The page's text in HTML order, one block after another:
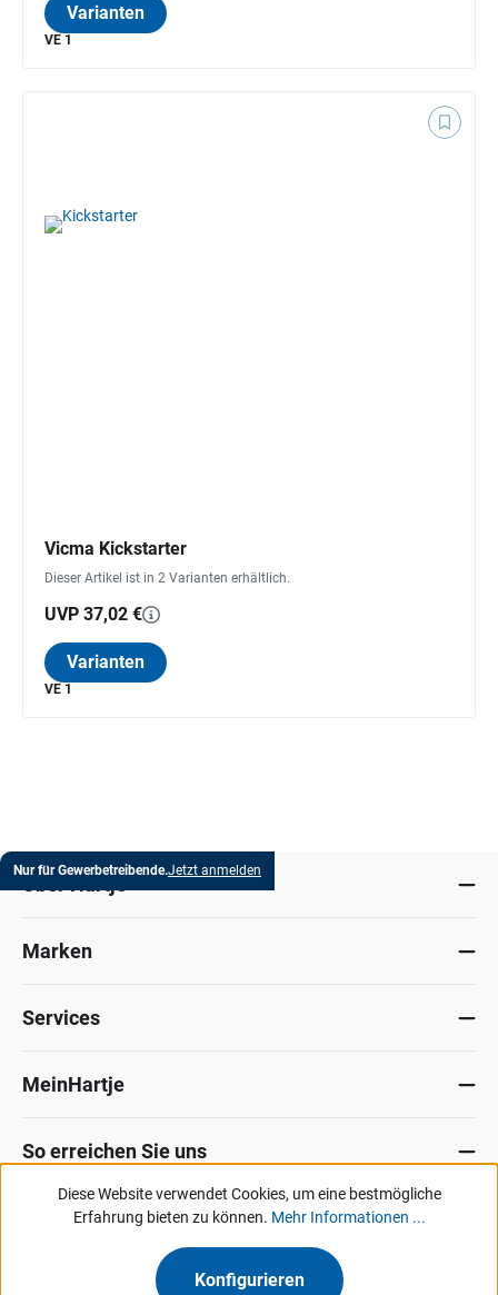
Varianten
VE 1
Vicma Kickstarter
Dieser Artikel ist in 2 Varianten erhältlich.
UVP 37,02 €
Varianten
VE 1
Nur für Gewerbetreibende.Jetzt anmelden
Marken
Services
MeinHartje
So erreichen Sie uns
Datenschutz ImpressumAllg. Verkaufsbedingungen
KontaktHinweisgeber-Portal
Diese Website verwendet Cookies, um eine bestmögliche
Erfahrung bieten zu können. Mehr Informationen ...
Konfigurieren